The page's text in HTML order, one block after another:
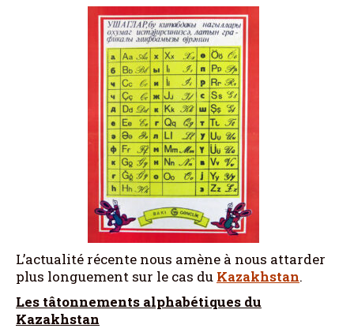
L’actualité récente nous amène à nous attarder
plus longuement sur le cas du Kazakhstan.
Les tâtonnements alphabétiques du
Kazakhstan